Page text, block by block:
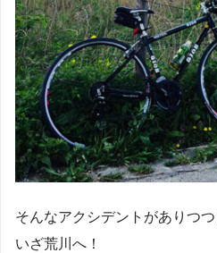
そんなアクシデントがありつ
いざ荒川へ！